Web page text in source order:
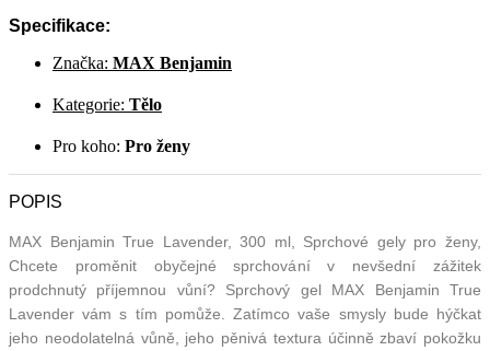
Specifikace:
Značka: MAX Benjamin
Kategorie: Tělo
Pro koho: Pro ženy
POPIS
MAX Benjamin True Lavender, 300 ml, Sprchové gely pro ženy,
Chcete proměnit obyčejné sprchování v nevšední zážitek
prodchnutý příjemnou vůní? Sprchový gel MAX Benjamin True
Lavender vám s tím pomůže. Zatímco vaše smysly bude hýčkat
jeho neodolatelná vůně, jeho pěnivá textura účinně zbaví pokožku